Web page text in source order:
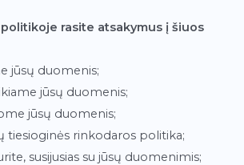
rasite atsakymus į šiuos
jūsų duomenis;
jūsų duomenis;
jūsų duomenis;
tiesioginės rinkodaros politika;
susijusias su jūsų duomenimis;